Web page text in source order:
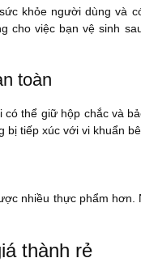
khỏe người dùng và
cho việc bạn vệ sinh
toàn
thể giữ hộp chắc và
bị tiếp xúc với vi khuẩn
nhiều thực phẩm
thành rẻ